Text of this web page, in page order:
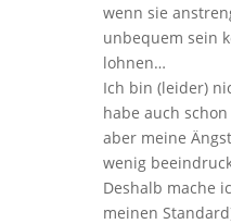
wenn sie
unbequem sein
lohnen…
Ich bin (leider)
habe auch
aber meine
wenig
Deshalb mache
meinen